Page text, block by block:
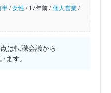
半/女性/17年前 / 個人営業/
は転職会議から
ます。